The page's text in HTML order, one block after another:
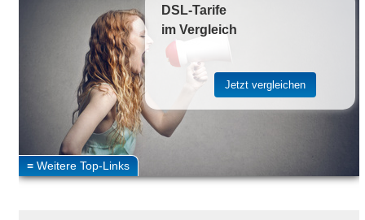
DSL-Tarife
im Vergleich